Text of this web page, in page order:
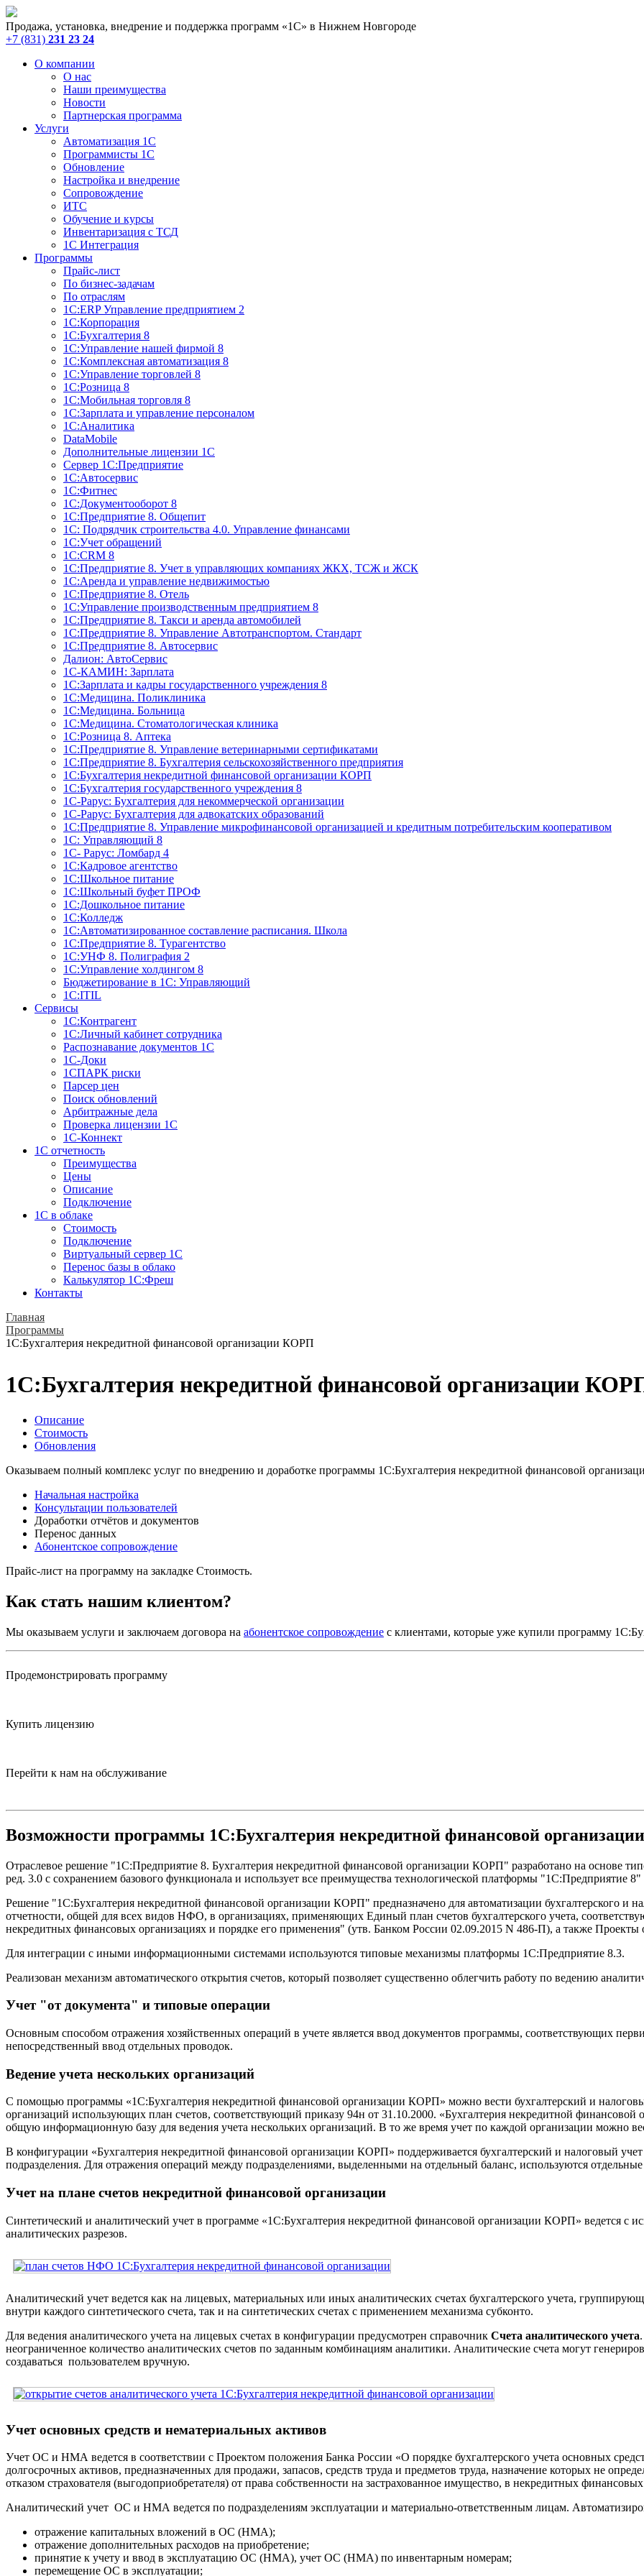
Продажа, установка, внедрение и поддержка программ «1С» в Нижнем Новгороде
+7 (831) 231 23 24
О компании
О нас
Наши преимущества
Новости
Партнерская программа
Услуги
Автоматизация 1С
Программисты 1С
Обновление
Настройка и внедрение
Сопровождение
ИТС
Обучение и курсы
Инвентаризация с ТСД
1С Интеграция
Программы
Прайс-лист
По бизнес-задачам
По отраслям
1C:ERP Управление предприятием 2
1С:Корпорация
1С:Бухгалтерия 8
1С:Управление нашей фирмой 8
1С:Комплексная автоматизация 8
1С:Управление торговлей 8
1С:Розница 8
1С:Мобильная торговля 8
1С:Зарплата и управление персоналом
1С:Аналитика
DataMobile
Дополнительные лицензии 1С
Сервер 1С:Предприятие
1С:Автосервис
1С:Фитнес
1С:Документооборот 8
1С:Предприятие 8. Общепит
1С: Подрядчик строительства 4.0. Управление финансами
1С:Учет обращений
1C:CRM 8
1С:Предприятие 8. Учет в управляющих компаниях ЖКХ, ТСЖ и ЖСК
1С:Аренда и управление недвижимостью
1С:Предприятие 8. Отель
1C:Управление производственным предприятием 8
1C:Предприятие 8. Такси и аренда автомобилей
1С:Предприятие 8. Управление Автотранспортом. Стандарт
1C:Предприятие 8. Автосервис
Далион: АвтоСервис
1С-КАМИН: Зарплата
1С:Зарплата и кадры государственного учреждения 8
1С:Медицина. Поликлиника
1С:Медицина. Больница
1С:Медицина. Стоматологическая клиника
1С:Розница 8. Аптека
1C:Предприятие 8. Управление ветеринарными сертификатами
1С:Предприятие 8. Бухгалтерия сельскохозяйственного предприятия
1C:Бухгалтерия некредитной финансовой организации КОРП
1С:Бухгалтерия государственного учреждения 8
1С-Рарус: Бухгалтерия для некоммерческой организации
1С-Рарус: Бухгалтерия для адвокатских образований
1С:Предприятие 8. Управление микрофинансовой организацией и кредитным потребительским кооперативом
1С: Управляющий 8
1С- Рарус: Ломбард 4
1С:Кадровое агентство
1С:Школьное питание
1С:Школьный буфет ПРОФ
1C:Дошкольное питание
1С:Колледж
1С:Автоматизированное составление расписания. Школа
1С:Предприятие 8. Турагентство
1С:УНФ 8. Полиграфия 2
1С:Управление холдингом 8
Бюджетирование в 1С: Управляющий
1С:ITIL
Сервисы
1C:Контрагент
1С:Личный кабинет сотрудника
Распознавание документов 1С
1С-Доки
1CПАРК риски
Парсер цен
Поиск обновлений
Арбитражные дела
Проверка лицензии 1С
1С-Коннект
1C отчетность
Преимущества
Цены
Описание
Подключение
1С в облаке
Стоимость
Подключение
Виртуальный сервер 1С
Перенос базы в облако
Калькулятор 1С:Фреш
Контакты
Главная
Программы
1C:Бухгалтерия некредитной финансовой организации КОРП
1C:Бухгалтерия некредитной финансовой организации
Описание
Стоимость
Обновления
Оказываем полный комплекс услуг по внедрению и доработке программы 1C:Бухгалтерия некредитной финансовой
Начальная настройка
Консультации пользователей
Доработки отчётов и документов
Перенос данных
Абонентское сопровождение
Прайс-лист на программу на закладке Стоимость.
Как стать нашим клиентом?
Мы оказываем услуги и заключаем договора на абонентское сопровождение с клиентами, которые уже купили программу
Продемонстрировать программу
Купить лицензию
Перейти к нам на обслуживание
Возможности программы 1C:Бухгалтерия некредитной финансовой организации
Отраслевое решение "1С:Предприятие 8. Бухгалтерия некредитной финансовой организации КОРП" разработано на основе
ред. 3.0 с сохранением базового функционала и использует все преимущества технологической платформы "1С:Предприятие
Решение "1С:Бухгалтерия некредитной финансовой организации КОРП" предназначено для автоматизации бухгалтерского и
отчетности, общей для всех видов НФО, в организациях, применяющих Единый план счетов бухгалтерского учета,
некредитных финансовых организациях и порядке его применения" (утв. Банком России 02.09.2015 N 486-П), а также Проекты
Для интеграции с иными информационными системами используются типовые механизмы платформы 1С:Предприятие 8.3.
Реализован механизм автоматического открытия счетов, который позволяет существенно облегчить работу по ведению
Учет "от документа" и типовые операции
Основным способом отражения хозяйственных операций в учете является ввод документов программы, соответствующих
непосредственный ввод отдельных проводок.
Ведение учета нескольких организаций
С помощью программы «1С:Бухгалтерия некредитной финансовой организации КОРП» можно вести бухгалтерский и
организаций использующих план счетов, соответствующий приказу 94н от 31.10.2000. «Бухгалтерия некредитной
общую информационную базу для ведения учета нескольких организаций. В то же время учет по каждой организации можно
В конфигурации «Бухгалтерия некредитной финансовой организации КОРП» поддерживается бухгалтерский и налоговый
подразделения. Для отражения операций между подразделениями, выделенными на отдельный баланс, используются
Учет на плане счетов некредитной финансовой организации
Синтетический и аналитический учет в программе «1С:Бухгалтерия некредитной финансовой организации КОРП» ведется с
аналитических разрезов.
Аналитический учет ведется как на лицевых, материальных или иных аналитических счетах бухгалтерского учета,
внутри каждого синтетического счета, так и на синтетических счетах с применением механизма субконто.
Для ведения аналитического учета на лицевых счетах в конфигурации предусмотрен справочник Счета аналитического учета
неограниченное количество аналитических счетов по заданным комбинациям аналитики. Аналитические счета могут
создаваться пользователем вручную.
Учет основных средств и нематериальных активов
Учет ОС и НМА ведется в соответствии с Проектом положения Банка России «О порядке бухгалтерского учета основных
долгосрочных активов, предназначенных для продажи, запасов, средств труда и предметов труда, назначение которых не
отказом страхователя (выгодоприобретателя) от права собственности на застрахованное имущество, в некредитных
Аналитический учет ОС и НМА ведется по подразделениям эксплуатации и материально-ответственным лицам.
отражение капитальных вложений в ОС (НМА);
отражение дополнительных расходов на приобретение;
принятие к учету и ввод в эксплуатацию ОС (НМА), учет ОС (НМА) по инвентарным номерам;
перемещение ОС в эксплуатации;